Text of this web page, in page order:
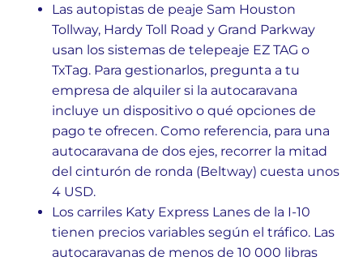
Las autopistas de peaje Sam Houston
Tollway, Hardy Toll Road y Grand Parkway
usan los sistemas de telepeaje EZ TAG o
TxTag. Para gestionarlos, pregunta a tu
empresa de alquiler si la autocaravana
incluye un dispositivo o qué opciones de
pago te ofrecen. Como referencia, para una
autocaravana de dos ejes, recorrer la mitad
del cinturón de ronda (Beltway) cuesta unos
4 USD.
Los carriles Katy Express Lanes de la I-10
tienen precios variables según el tráfico. Las
autocaravanas de menos de 10 000 libras